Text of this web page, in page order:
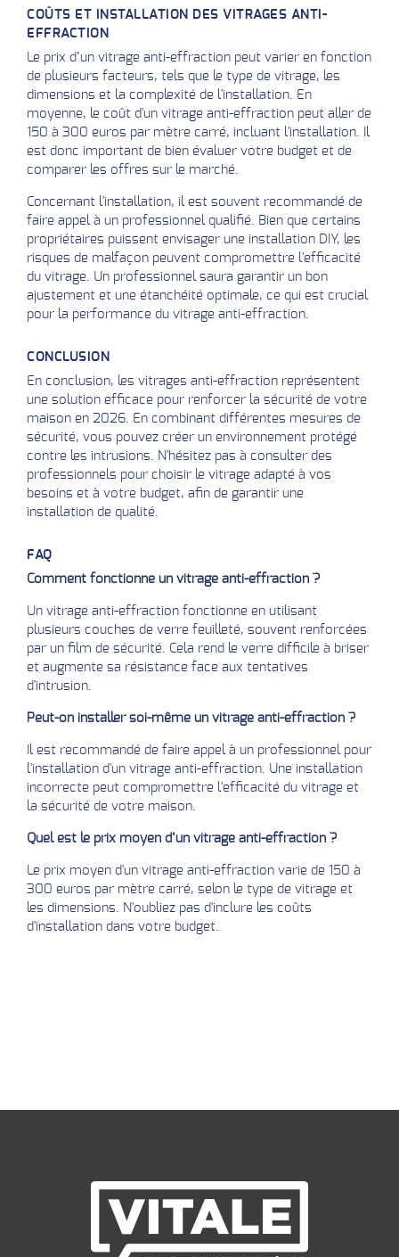
COÛTS ET INSTALLATION DES VITRAGES ANTI-
EFFRACTION
Le prix d’un vitrage anti-effraction peut varier en fonction
de plusieurs facteurs, tels que le type de vitrage, les
dimensions et la complexité de l'installation. En
moyenne, le coût d'un vitrage anti-effraction peut aller de
150 à 300 euros par mètre carré, incluant l'installation. Il
est donc important de bien évaluer votre budget et de
comparer les offres sur le marché.
Concernant l'installation, il est souvent recommandé de
faire appel à un professionnel qualifié. Bien que certains
propriétaires puissent envisager une installation DIY, les
risques de malfaçon peuvent compromettre l'efficacité
du vitrage. Un professionnel saura garantir un bon
ajustement et une étanchéité optimale, ce qui est crucial
pour la performance du vitrage anti-effraction.
CONCLUSION
En conclusion, les vitrages anti-effraction représentent
une solution efficace pour renforcer la sécurité de votre
maison en 2026. En combinant différentes mesures de
sécurité, vous pouvez créer un environnement protégé
contre les intrusions. N'hésitez pas à consulter des
professionnels pour choisir le vitrage adapté à vos
besoins et à votre budget, afin de garantir une
installation de qualité.
FAQ
Comment fonctionne un vitrage anti-effraction ?
Un vitrage anti-effraction fonctionne en utilisant
plusieurs couches de verre feuilleté, souvent renforcées
par un film de sécurité. Cela rend le verre difficile à briser
et augmente sa résistance face aux tentatives
d'intrusion.
Peut-on installer soi-même un vitrage anti-effraction ?
Il est recommandé de faire appel à un professionnel pour
l'installation d'un vitrage anti-effraction. Une installation
incorrecte peut compromettre l'efficacité du vitrage et
la sécurité de votre maison.
Quel est le prix moyen d’un vitrage anti-effraction ?
Le prix moyen d'un vitrage anti-effraction varie de 150 à
300 euros par mètre carré, selon le type de vitrage et
les dimensions. N'oubliez pas d'inclure les coûts
d'installation dans votre budget.